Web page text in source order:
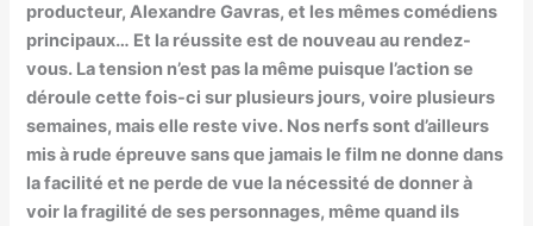
producteur, Alexandre Gavras, et les mêmes comédiens
principaux… Et la réussite est de nouveau au rendez-
vous. La tension n’est pas la même puisque l’action se
déroule cette fois-ci sur plusieurs jours, voire plusieurs
semaines, mais elle reste vive. Nos nerfs sont d’ailleurs
mis à rude épreuve sans que jamais le film ne donne dans
la facilité et ne perde de vue la nécessité de donner à
voir la fragilité de ses personnages, même quand ils